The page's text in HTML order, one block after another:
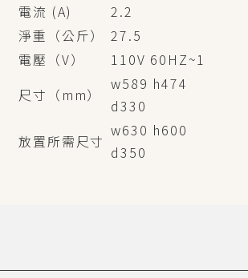
電流 (A)
2.2
淨重（公斤）
27.5
電壓（V）
110V 60HZ~1
尺寸（mm）
w589 h474
d330
放置所需尺寸
w630 h600
d350